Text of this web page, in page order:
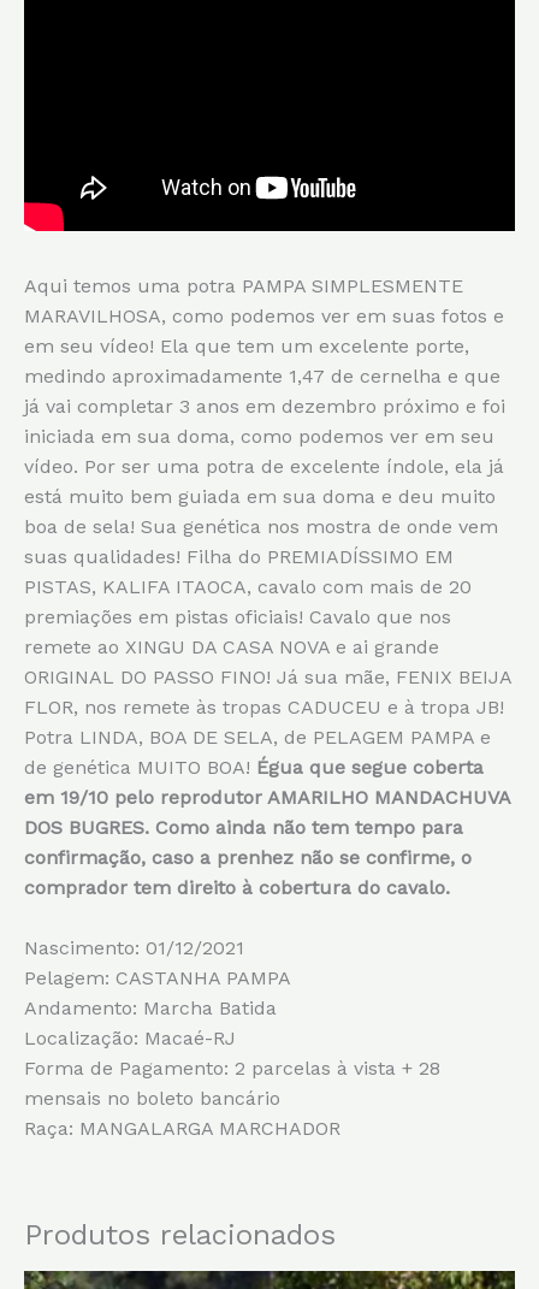
Aqui temos uma potra PAMPA SIMPLESMENTE
MARAVILHOSA, como podemos ver em suas fotos e
em seu vídeo! Ela que tem um excelente porte,
medindo aproximadamente 1,47 de cernelha e que
já vai completar 3 anos em dezembro próximo e foi
iniciada em sua doma, como podemos ver em seu
vídeo. Por ser uma potra de excelente índole, ela já
está muito bem guiada em sua doma e deu muito
boa de sela! Sua genética nos mostra de onde vem
suas qualidades! Filha do PREMIADÍSSIMO EM
PISTAS, KALIFA ITAOCA, cavalo com mais de 20
premiações em pistas oficiais! Cavalo que nos
remete ao XINGU DA CASA NOVA e ai grande
ORIGINAL DO PASSO FINO! Já sua mãe, FENIX BEIJA
FLOR, nos remete às tropas CADUCEU e à tropa JB!
Potra LINDA, BOA DE SELA, de PELAGEM PAMPA e
de genética MUITO BOA! Égua que segue coberta
em 19/10 pelo reprodutor AMARILHO MANDACHUVA
DOS BUGRES. Como ainda não tem tempo para
confirmação, caso a prenhez não se confirme, o
comprador tem direito à cobertura do cavalo.
Nascimento: 01/12/2021
Pelagem: CASTANHA PAMPA
Andamento: Marcha Batida
Localização: Macaé-RJ
Forma de Pagamento: 2 parcelas à vista + 28
mensais no boleto bancário
Raça: MANGALARGA MARCHADOR
Produtos relacionados